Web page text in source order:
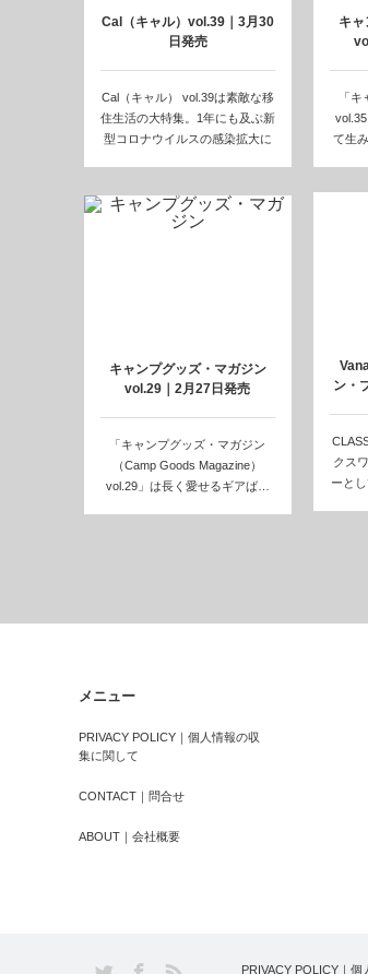
Cal（キャル）vol.39｜3月30
日発売
Cal（キャル） vol.39は素敵な移
住生活の大特集。1年にも及ぶ新
型コロナウイルスの感染拡大に
キ
「
て生
キャンプグッズ・マガジン
vol.29｜2月27日発売
「キャンプグッズ・マガジン
（Camp Goods Magazine）
vol.29」は長く愛せるギアば…
ン・
クス
ーと
メニュー
PRIVACY POLICY｜個人情報の収
集に関して
CONTACT｜問合せ
ABOUT｜会社概要
PRIVACY POLICY｜